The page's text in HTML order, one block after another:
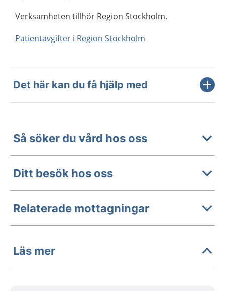
Verksamheten tillhör Region Stockholm.
Patientavgifter i Region Stockholm
Det här kan du få hjälp med
Så söker du vård hos oss
Ditt besök hos oss
Relaterade mottagningar
Läs mer